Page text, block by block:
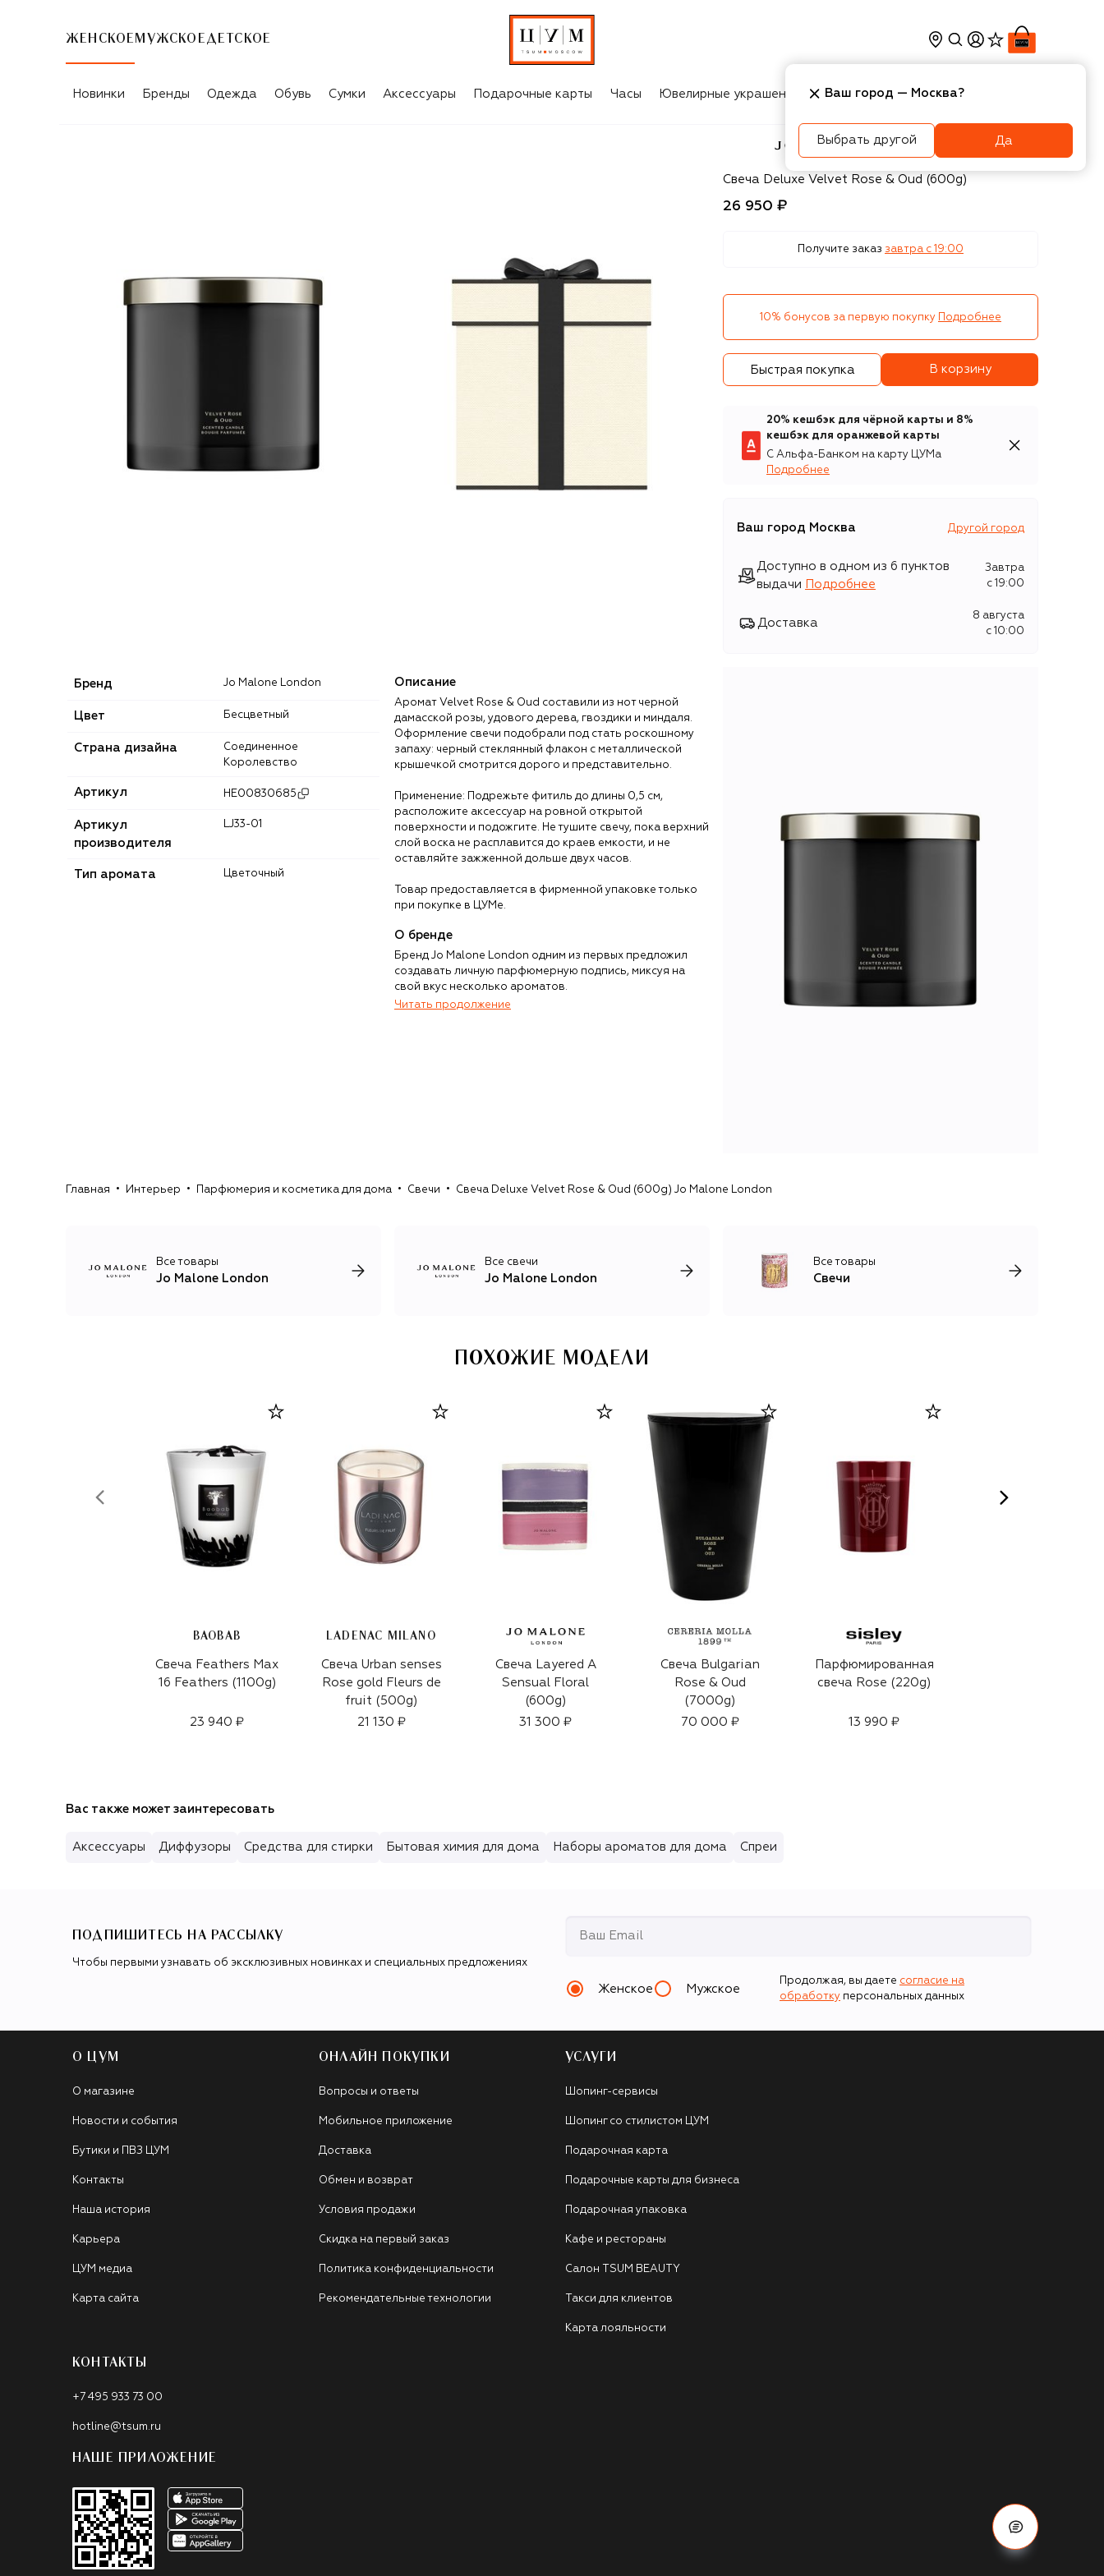
ЖЕНСКОЕ МУЖСКОЕ ДЕТСКОЕ
Новинки Бренды Одежда Обувь Сумки Аксессуары Подарочные карты Часы Ювелирные украшения Косметика Интерьер
Jo Malone London
Свеча Deluxe Velvet Rose & Oud (600g)
26 950 ₽
Получите заказ завтра c 19:00
10% бонусов за первую покупку Подробнее
Быстрая покупка В корзину
20% кешбэк для чёрной карты и 8%
кешбэк для оранжевой карты
С Альфа-Банком на карту ЦУМа
Подробнее
Ваш город Москва Другой город
Доступно в одном из 6 пунктов
выдачи
Подробнее
Завтра
c 19:00
Доставка
8 августа
c 10:00
Бренд Jo Malone London
Цвет Бесцветный
Страна дизайна
Соединенное
Королевство
Артикул HE00830685
Артикул
производителя
LJ33-01
Тип аромата Цветочный
Описание
Аромат Velvet Rose & Oud составили из нот черной
дамасской розы, удового дерева, гвоздики и миндаля.
Оформление свечи подобрали под стать роскошному
запаху: черный стеклянный флакон с металлической
крышечкой смотрится дорого и представительно.
Применение: Подрежьте фитиль до длины 0,5 см,
расположите аксессуар на ровной открытой
поверхности и подожгите. Не тушите свечу, пока верхний
слой воска не расплавится до краев емкости, и не
оставляйте зажженной дольше двух часов.
Товар предоставляется в фирменной упаковке только
при покупке в ЦУМе.
О бренде
Бренд Jo Malone London одним из первых предложил
создавать личную парфюмерную подпись, миксуя на
свой вкус несколько ароматов.
искусства, овладеть которым под силу каждому. Любую
Читать продолжение
Главная Интерьер Парфюмерия и косметика для дома Свечи Свеча Deluxe Velvet Rose & Oud (600g) Jo Malone London
Все товары
Jo Malone London
Все свечи
Jo Malone London
Все товары
Свечи
ПОХОЖИЕ МОДЕЛИ
BAOBAB
Свеча Feathers Max
16 Feathers (1100g)
23 940 ₽
LADENAC MILANO
Свеча Urban senses
Rose gold Fleurs de
fruit (500g)
21 130 ₽
Свеча Layered A
Sensual Floral
(600g)
31 300 ₽
Свеча Bulgarian
Rose & Oud
(7000g)
70 000 ₽
Парфюмированная
свеча Rose (220g)
13 990 ₽
Вас также может заинтересовать
Аксессуары Диффузоры Средства для стирки Бытовая химия для дома Наборы ароматов для дома Спреи
ПОДПИШИТЕСЬ НА РАССЫЛКУ
Чтобы первыми узнавать об эксклюзивных новинках и специальных предложениях
Женское Мужское
Продолжая, вы даете согласие на
обработку персональных данных
О ЦУМ
О магазине
Новости и события
Бутики и ПВЗ ЦУМ
Контакты
Наша история
Карьера
ЦУМ медиа
Карта сайта
ОНЛАЙН ПОКУПКИ
Вопросы и ответы
Мобильное приложение
Доставка
Обмен и возврат
Условия продажи
Скидка на первый заказ
Политика конфиденциальности
Рекомендательные технологии
УСЛУГИ
Шопинг-сервисы
Шопинг со стилистом ЦУМ
Подарочная карта
Подарочные карты для бизнеса
Подарочная упаковка
Кафе и рестораны
Салон TSUM BEAUTY
Такси для клиентов
Карта лояльности
КОНТАКТЫ
+7 495 933 73 00
hotline@tsum.ru
НАШЕ ПРИЛОЖЕНИЕ
Ваш город — Москва?
Выбрать другой Да